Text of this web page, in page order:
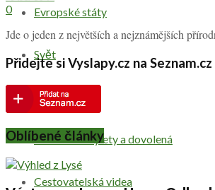
Evropské státy
Svět
Druhy výletů
Netradiční výlety a dovolená
Cestovatelská videa
0
Jde o jeden z největších a nejznámějších
Přidejte si Vyslapy.cz na Seznam.cz
Oblíbené články